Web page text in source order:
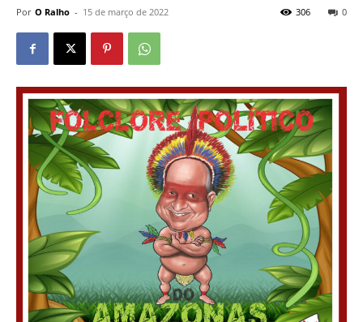
Por O Ralho - 15 de março de 2022 0
306